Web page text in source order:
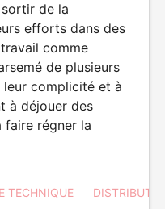
de la
efforts dans des
comme
de plusieurs
leur complicité et à
à déjouer des
faire régner la
TECHNIQUE